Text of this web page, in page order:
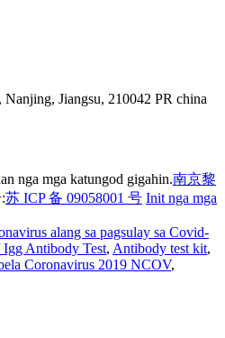
Jiangsu, 210042 PR china
nga mga katungod gigahin.南京黎
苏 ICP 备 09058001 号 Init nga mga
alang sa pagsulay sa Covid-
Antibody Test, Antibody test kit,
Coronavirus 2019 NCOV,